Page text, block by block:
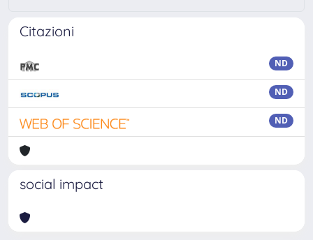
Citazioni
ND
ND
ND
social impact